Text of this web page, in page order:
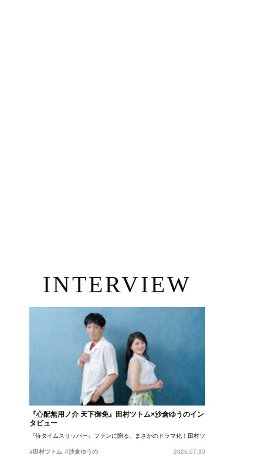
INTERVIEW
『心配無用ノ介 天下御免』田村ツトム×沙倉ゆうのイン
タビュー
『侍タイムスリッパー』ファンに贈る、まさかのドラマ化！田村ツトム×沙倉ゆうのが語
#田村ツトム #沙倉ゆうの 2026.07.30